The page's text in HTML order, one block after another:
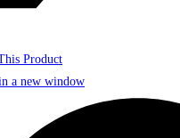
Product
a new window